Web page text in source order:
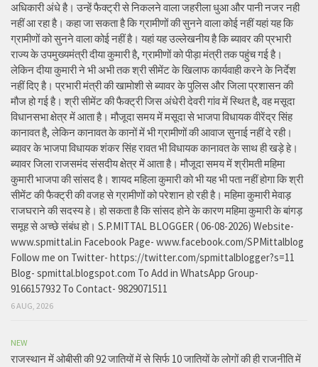
अधिकारी अंधे है। उन्हें फैक्ट्री से निकलने वाला जहरीला धुआ और पानी नजर नही
नहीं आ रहा है। कहा जा सकता है कि ग्रामीणों की सुनने वाला कोई नहीं यहां यह कि
ग्रामीणों को सुनने वाला कोई नहीं है। यहां यह उल्लेखनीय है कि ब्यावर की प्रभारी
राज्य के उपमुख्यमंत्री दीया कुमारी है, ग्रामीणों को पीड़ा मंत्री तक पहुंच गई है।
लेकिन दीया कुमारी ने भी अभी तक श्री सीमेंट के खिलाफ कार्यवाही करने के निर्देश
नहीं दिए है। प्रभारी मंत्री की खामोशी से ब्यावर के पुलिस और जिला प्रशासन की
मौज हो गई है। श्री सीमेंट की फैक्ट्री जिस अंधेरी देवरी गांव में स्थित है, वह मसूदा
विधानसभा क्षेत्र में आता है। मौजूदा समय में मसूदा से भाजपा विधायक वीरेंद्र सिंह
कानावत है, लेकिन कानावत के कानों में भी ग्रामीणों की आवाज सुनाई नहीं दे रही।
ब्यावर के भाजपा विधायक शंकर सिंह रावत भी विधायक कानावत के साथ ही खड़े हे।
ब्यावर जिला राजसमंद संसदीय क्षेत्र में आता है। मौजूदा समय में श्रीमती महिमा
कुमारी भाजपा की सांसद है। शायद महिला कुमारी को भी यह भी पता नहीं होगा कि श्री
सीमेंट की फैक्ट्री की वजह से ग्रामीणों को परेशान हो रही है। महिमा कुमारी मेवाड़
राजघराने की सदस्य हे। हो सकता है कि सांसद होने के कारण महिमा कुमारी के बांगड़
समूह से अच्छे संबंध हो। S.P.MITTAL BLOGGER ( 06-08-2026) Website-
www.spmittal.in Facebook Page- www.facebook.com/SPMittalblog
Follow me on Twitter- https://twitter.com/spmittalblogger?s=11
Blog- spmittal.blogspot.com To Add in WhatsApp Group-
9166157932 To Contact- 9829071511
6 AUG, 2026
NEW
राजस्थान में ओबीसी की 92 जातियों में से सिर्फ 10 जातियों के लोगों की ही राजनीति में